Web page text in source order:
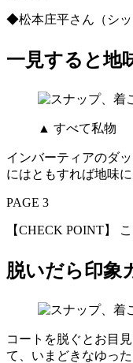
◆松本庄平さん（シ
一見すると地
▲ すべて私物
インバーティアのダ
にはともすれば地味
PAGE 3
【CHECK POINT】
脱いだら印象
コートを脱ぐとお目
て、いまどきなゆっ